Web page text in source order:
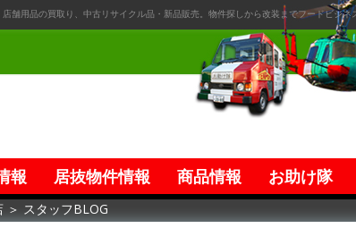
店舗用品の買取り、中古リサイクル品・新品販売。物件探しから改装までフードビジネ
報 居抜物件情報 商品情報 お助け隊
＞ スタッフBLOG